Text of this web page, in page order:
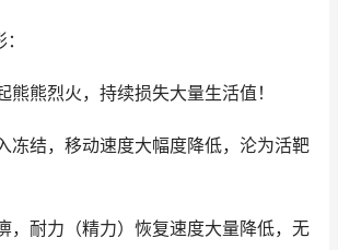
熊熊烈火，持续损失大量生活值！
冻结，移动速度大幅度降低，沦为活靶
，耐力（精力）恢复速度大量降低，无